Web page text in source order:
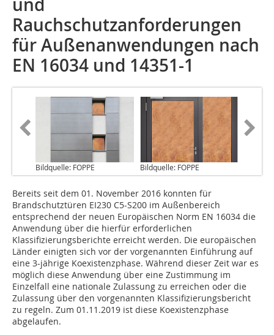
und
Rauchschutzanforderungen
für Außenanwendungen nach
EN 16034 und 14351-1
Bildquelle: FOPPE Bildquelle: FOPPE
Bereits seit dem 01. November 2016 konnten für
Brandschutztüren EI230 C5-S200 im Außenbereich
entsprechend der neuen Europäischen Norm EN 16034 die
Anwendung über die hierfür erforderlichen
Klassifizierungsberichte erreicht werden. Die europäischen
Länder einigten sich vor der vorgenannten Einführung auf
eine 3-jährige Koexistenzphase. Während dieser Zeit war es
möglich diese Anwendung über eine Zustimmung im
Einzelfall eine nationale Zulassung zu erreichen oder die
Zulassung über den vorgenannten Klassifizierungsbericht
zu regeln. Zum 01.11.2019 ist diese Koexistenzphase
abgelaufen.